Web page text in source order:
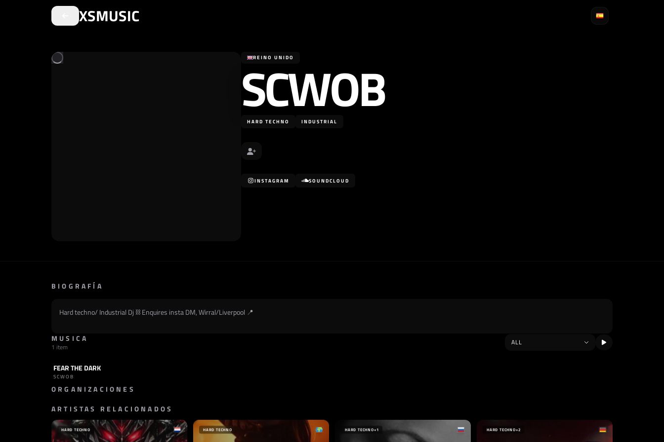
XSMUSIC
REINO UNIDO
SCWOB
HARD TECHNO INDUSTRIAL
INSTAGRAM SOUNDCLOUD
BIOGRAFÍA
Hard techno/ Industrial Dj ⛓️ Enquires insta DM, Wirral/Liverpool 📍
MUSICA
1 item
TRACK INDUSTRIAL
FEAR THE DARK
SCWOB
ORGANIZACIONES
SELLO
MAESTRI ASCESI
ITALIA
ARTISTAS RELACIONADOS
HARD TECHNO HARD TECHNO HARD TECHNO+1 HARD TECHNO+2